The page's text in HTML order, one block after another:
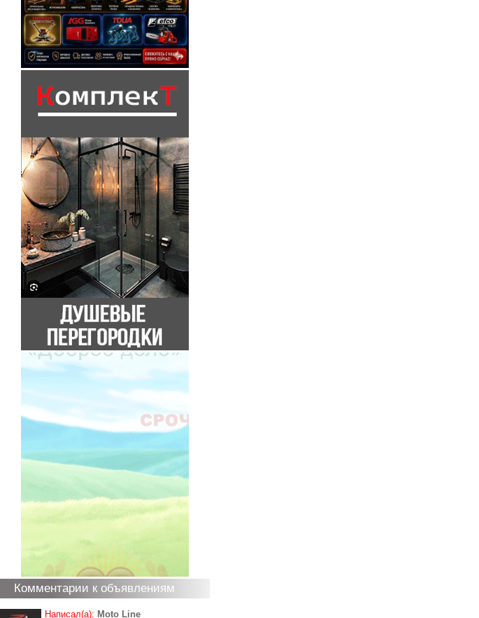
Комментарии к объявлениям
Написал(а): Moto Line